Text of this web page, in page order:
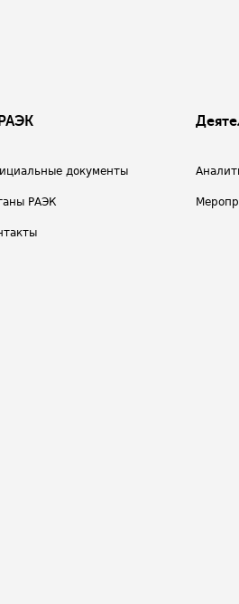
документы
РАЭК